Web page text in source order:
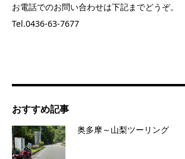
お電話でのお問い合わせは下記までどうぞ。
Tel.0436-63-7677
おすすめ記事
奥多摩～山梨ツーリング